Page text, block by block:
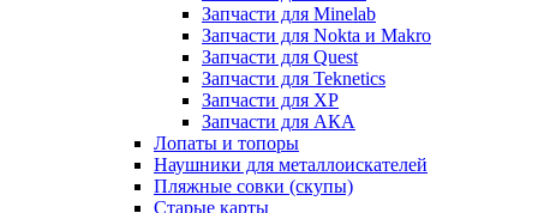
Запчасти для Minelab
Запчасти для Nokta и Makro
Запчасти для Quest
Запчасти для Teknetics
Запчасти для XP
Запчасти для АКА
Лопаты и топоры
Наушники для металлоискателей
Пляжные совки (скупы)
Старые карты